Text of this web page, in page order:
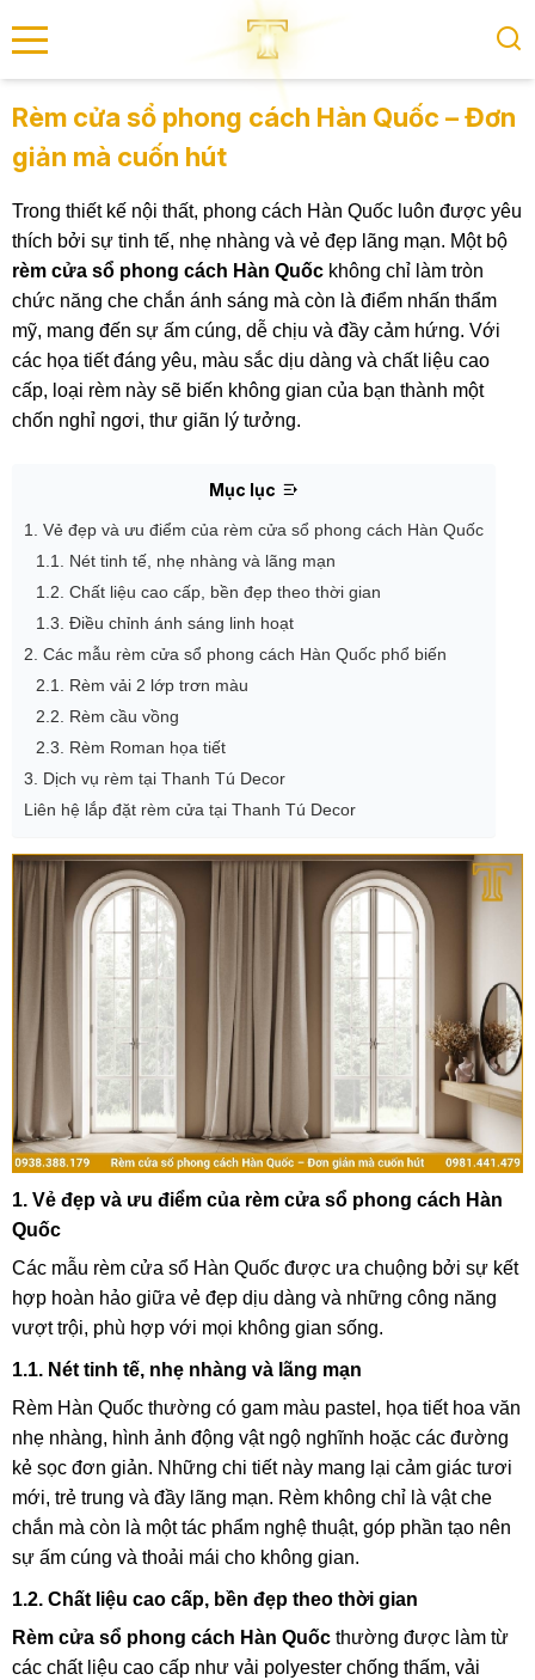
menu
Rèm cửa sổ phong cách Hàn Quốc – Đơn
giản mà cuốn hút
Trong thiết kế nội thất, phong cách Hàn Quốc luôn được yêu
thích bởi sự tinh tế, nhẹ nhàng và vẻ đẹp lãng mạn. Một bộ
rèm cửa sổ phong cách Hàn Quốc không chỉ làm tròn
chức năng che chắn ánh sáng mà còn là điểm nhấn thẩm
mỹ, mang đến sự ấm cúng, dễ chịu và đầy cảm hứng. Với
các họa tiết đáng yêu, màu sắc dịu dàng và chất liệu cao
cấp, loại rèm này sẽ biến không gian của bạn thành một
chốn nghỉ ngơi, thư giãn lý tưởng.
Mục lục
1. Vẻ đẹp và ưu điểm của rèm cửa sổ phong cách Hàn Quốc
1.1. Nét tinh tế, nhẹ nhàng và lãng mạn
1.2. Chất liệu cao cấp, bền đẹp theo thời gian
1.3. Điều chỉnh ánh sáng linh hoạt
2. Các mẫu rèm cửa sổ phong cách Hàn Quốc phổ biến
2.1. Rèm vải 2 lớp trơn màu
2.2. Rèm cầu vồng
2.3. Rèm Roman họa tiết
3. Dịch vụ rèm tại Thanh Tú Decor
Liên hệ lắp đặt rèm cửa tại Thanh Tú Decor
1. Vẻ đẹp và ưu điểm của rèm cửa sổ phong cách Hàn
Quốc
Các mẫu rèm cửa sổ Hàn Quốc được ưa chuộng bởi sự kết
hợp hoàn hảo giữa vẻ đẹp dịu dàng và những công năng
vượt trội, phù hợp với mọi không gian sống.
1.1. Nét tinh tế, nhẹ nhàng và lãng mạn
Rèm Hàn Quốc thường có gam màu pastel, họa tiết hoa văn
nhẹ nhàng, hình ảnh động vật ngộ nghĩnh hoặc các đường
kẻ sọc đơn giản. Những chi tiết này mang lại cảm giác tươi
mới, trẻ trung và đầy lãng mạn. Rèm không chỉ là vật che
chắn mà còn là một tác phẩm nghệ thuật, góp phần tạo nên
sự ấm cúng và thoải mái cho không gian.
1.2. Chất liệu cao cấp, bền đẹp theo thời gian
Rèm cửa sổ phong cách Hàn Quốc thường được làm từ
các chất liệu cao cấp như vải polyester chống thấm, vải